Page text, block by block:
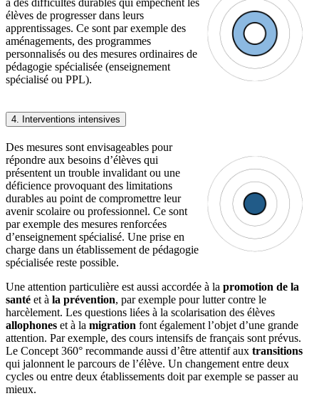
à des difficultés durables qui empêchent les
élèves de progresser dans leurs
apprentissages. Ce sont par exemple des
aménagements, des programmes
personnalisés ou des mesures ordinaires de
pédagogie spécialisée (enseignement
spécialisé ou PPL).
4. Interventions intensives
Des mesures sont envisageables pour
répondre aux besoins d’élèves qui
présentent un trouble invalidant ou une
déficience provoquant des limitations
durables au point de compromettre leur
avenir scolaire ou professionnel. Ce sont
par exemple des mesures renforcées
d’enseignement spécialisé. Une prise en
charge dans un établissement de pédagogie
spécialisée reste possible.
Une attention particulière est aussi accordée à la promotion de la
santé et à la prévention, par exemple pour lutter contre le
harcèlement. Les questions liées à la scolarisation des élèves
allophones et à la migration font également l’objet d’une grande
attention. Par exemple, des cours intensifs de français sont prévus.
Le Concept 360° recommande aussi d’être attentif aux transitions
qui jalonnent le parcours de l’élève. Un changement entre deux
cycles ou entre deux établissements doit par exemple se passer au
mieux.